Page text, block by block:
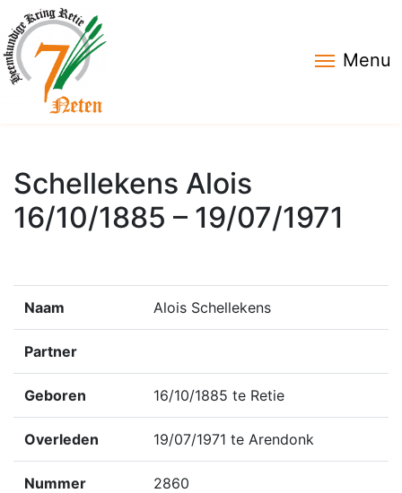
Menu
Schellekens Alois
16/10/1885 – 19/07/1971
Naam Alois Schellekens
Partner
Geboren 16/10/1885 te Retie
Overleden 19/07/1971 te Arendonk
Nummer 2860